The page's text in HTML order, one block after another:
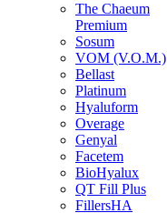
The Chaeum
Premium
Sosum
VOM (V.O.M.)
Bellast
Platinum
Hyaluform
Overage
Genyal
Facetem
BioHyalux
QT Fill Plus
FillersHA